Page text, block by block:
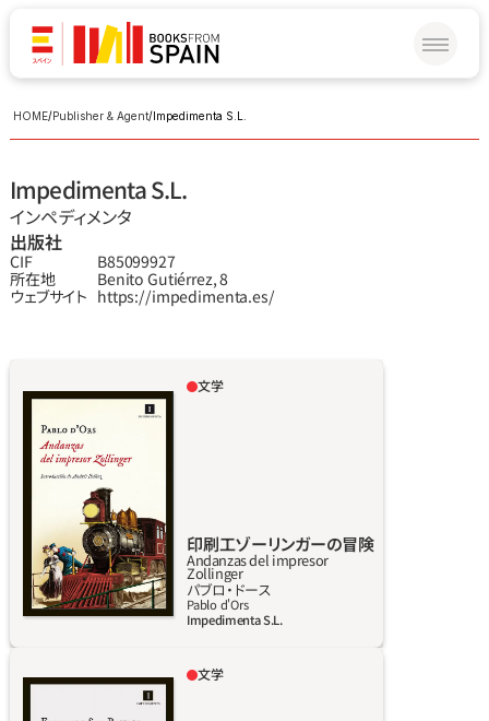
HOME/Publisher & Agent/Impedimenta S.L.
Impedimenta S.L.
インペディメンタ
出版社
CIF
B85099927
所在地
Benito Gutiérrez, 8
ウェブサイト https://impedimenta.es/
自分の命を守るため、若きゾーリンガーは生ま
れ故郷を捨て、遠く離れた土地で7年間、ひとり
冒険の道を歩み、ありとあらゆる職業につい
た。つらい亡命生活ゆえの経験は、やがて啓発
の道に変わっていく。たとえば、毎日謎めいた
電話受付係の女性からの仕事の電話を受ける、
とある駅のごく小さな守衛室で真実の愛を知
る。軍隊の隊列の中で仲間意識と最も忠実な友
情をかみしめる。消えゆく森の壮大さの中で自
然の神秘を発見する。そして、何より、些細でつ
過程を通して身に着けていく物事によって、彼
はやっと一人前の男になり、家に帰り、よい印
詳しく見る
文学
印刷工ゾーリンガーの冒険
Andanzas del impresor
Zollinger
パブロ‧ドース
Pablo d'Ors
Impedimenta S.L.
何気ない日常にひそむ突拍子もないこと、不可
解なことを発見する天才である、現代スペイン
文学